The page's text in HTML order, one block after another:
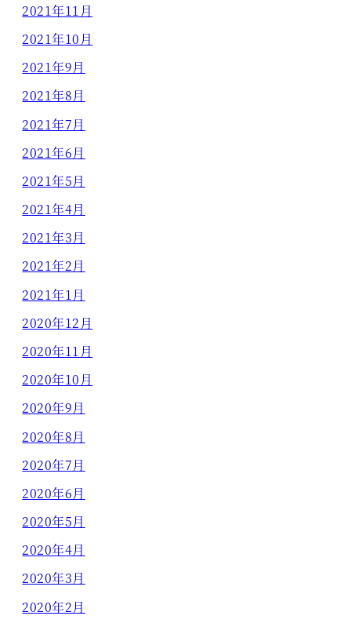
2021年11月
2021年10月
2021年9月
2021年8月
2021年7月
2021年6月
2021年5月
2021年4月
2021年3月
2021年2月
2021年1月
2020年12月
2020年11月
2020年10月
2020年9月
2020年8月
2020年7月
2020年6月
2020年5月
2020年4月
2020年3月
2020年2月